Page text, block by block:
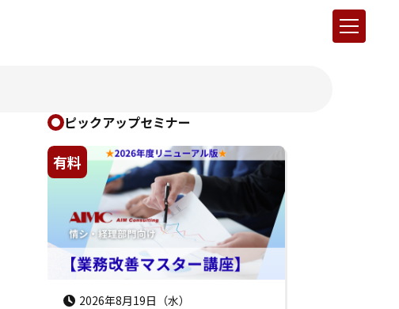
ピックアップセミナー
有料
2026年8月19日（水）